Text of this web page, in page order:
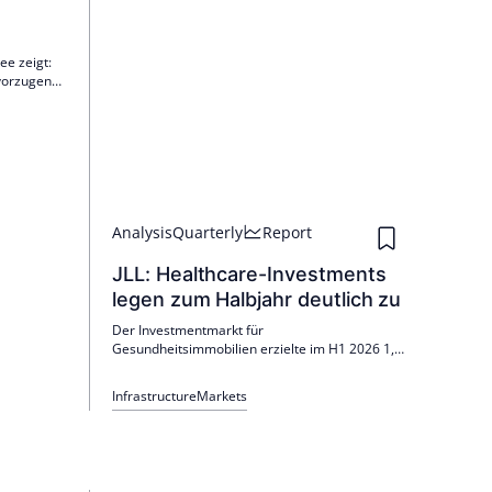
zeigt:
AnalysisQuarterly Report
JLL: Healthcare-Investments
legen zum Halbjahr deutlich zu
Der Investmentmarkt für
Gesundheitsimmobilien erzielte im H1 2026 1,8
Käuferanteil 83 %. Pflegeheime dominieren (58
InfrastructureMarkets